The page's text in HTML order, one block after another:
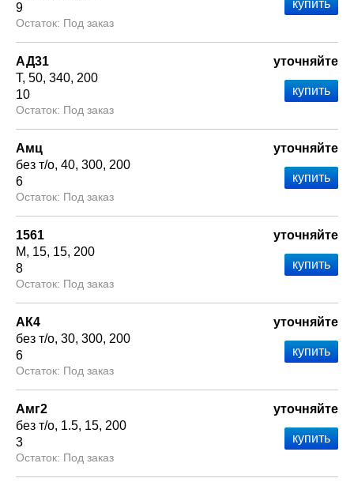
9
Под заказ
АД31
Т 50 340 200
10
Под заказ
уточняйте
Амц
без т/о 40 300 200
6
Под заказ
уточняйте
1561
М
15 15 200
8
Под заказ
уточняйте
АК4
без т/о 30 300 200
6
Под заказ
уточняйте
Амг2
без т/о 1.5 15 200
3
Под заказ
уточняйте